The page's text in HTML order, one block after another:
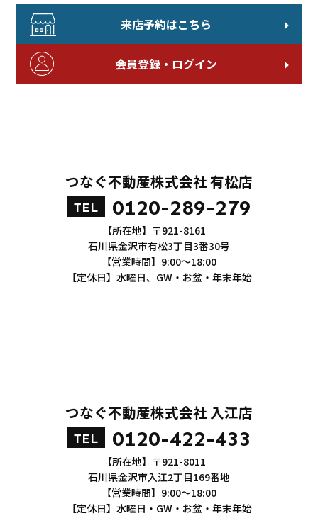
来店予約はこちら
会員登録・ログイン
つなぐ不動産株式会社 有松店
TEL 0120-289-279
【所在地】〒921-8161
石川県金沢市有松3丁目3番30号
【営業時間】9:00～18:00
【定休日】水曜日、GW・お盆・年末年始
つなぐ不動産株式会社 入江店
TEL 0120-422-433
【所在地】〒921-8011
石川県金沢市入江2丁目169番地
【営業時間】9:00～18:00
【定休日】水曜日・GW・お盆・年末年始